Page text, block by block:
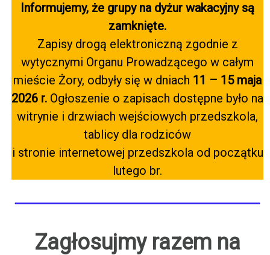
Informujemy, że grupy na dyżur wakacyjny są
zamknięte.
Zapisy drogą elektroniczną zgodnie z
wytycznymi Organu Prowadzącego w całym
mieście Żory, odbyły się w dniach 11 – 15 maja
2026 r. Ogłoszenie o zapisach dostępne było na
witrynie i drzwiach wejściowych przedszkola,
tablicy dla rodziców
i stronie internetowej przedszkola od początku
lutego br.
Zagłosujmy razem na